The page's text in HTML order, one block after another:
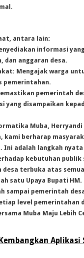
antara lain:
informasi yang
dan anggaran desa.
Mengajak warga
pemerintahan.
pemerintah
yang disampaikan
Muba, Herryandi
kami berharap
adalah langkah
kebutuhan publik
desa terbuka atas
satu Upaya Bupati
sampai pemerintah
level pemerintahan
Muba Maju Lebih